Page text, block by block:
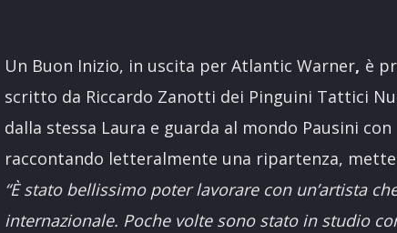
Un Buon Inizio, in uscita per Atlantic Warner, è
scritto da Riccardo Zanotti dei Pinguini Tattici
dalla stessa Laura e guarda al mondo Pausini
raccontando letteralmente una ripartenza,
“È stato bellissimo poter lavorare con un’artista
internazionale. Poche volte sono stato in studio